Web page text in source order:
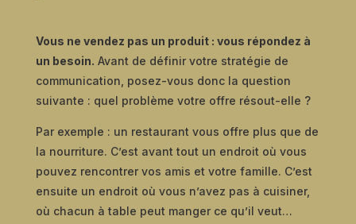
Vous ne vendez pas un produit : vous répondez à
un besoin. Avant de définir votre stratégie de
communication, posez-vous donc la question
suivante : quel problème votre offre résout-elle ?
Par exemple : un restaurant vous offre plus que de
la nourriture. C’est avant tout un endroit où vous
pouvez rencontrer vos amis et votre famille. C’est
ensuite un endroit où vous n’avez pas à cuisiner,
où chacun à table peut manger ce qu’il veut…